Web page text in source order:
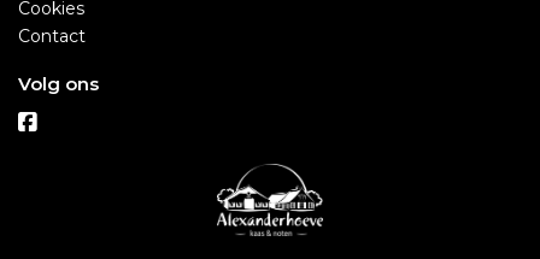
Cookies
Contact
Volg ons